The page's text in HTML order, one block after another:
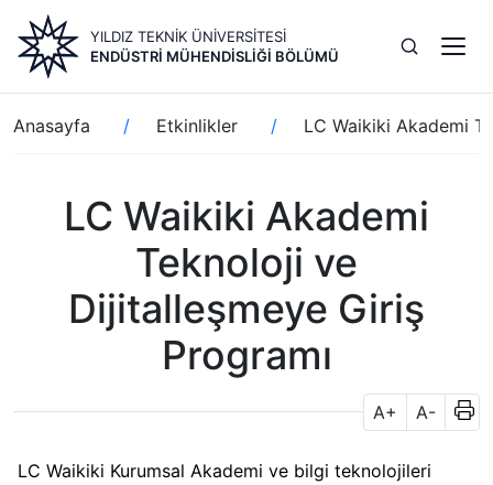
içeriğe
atla
YILDIZ TEKNİK ÜNİVERSİTESİ
ENDÜSTRI MÜHENDISLIĞI BÖLÜMÜ
Sayfa
yolu
Anasayfa Etkinlikler LC Waikiki Akademi
LC Waikiki Akademi
Teknoloji ve
Dijitalleşmeye Giriş
Programı
A+ A-
LC Waikiki Kurumsal Akademi ve bilgi teknolojileri